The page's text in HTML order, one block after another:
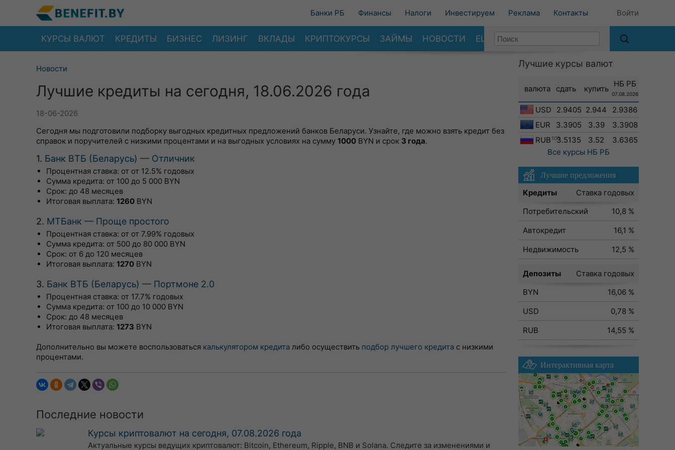
Банки РБ Финансы Налоги Инвестируем Реклама Контакты Войти
КУРСЫ ВАЛЮТ КРЕДИТЫ БИЗНЕС ЛИЗИНГ ВКЛАДЫ КРИПТОКУРСЫ ЗАЙМЫ НОВОСТИ ЕЩЕ
Новости
Лучшие кредиты на сегодня, 18.06.2026 года
18-06-2026
Сегодня мы подготовили подборку выгодных кредитных предложений банков Беларуси. Узнайте, где можно взять кредит без
справок и поручителей с низкими процентами и на выгодных условиях на сумму 1000 BYN и срок 3 года.
1. Банк ВТБ (Беларусь) — Отличник
Процентная ставка: от от 12.5% годовых
Сумма кредита: от 100 до 5 000 BYN
Срок: до 48 месяцев
Итоговая выплата: 1260 BYN
2. МТБанк — Проще простого
Процентная ставка: от от 7.99% годовых
Сумма кредита: от 500 до 80 000 BYN
Срок: от 6 до 120 месяцев
Итоговая выплата: 1270 BYN
3. Банк ВТБ (Беларусь) — Портмоне 2.0
Процентная ставка: от 17.7% годовых
Сумма кредита: от 100 до 10 000 BYN
Срок: до 48 месяцев
Итоговая выплата: 1273 BYN
Дополнительно вы можете воспользоваться калькулятором кредита либо осуществить подбор лучшего кредита с низкими
процентами.
Последние новости
Курсы криптовалют на сегодня, 07.08.2026 года
Актуальные курсы ведущих криптовалют: Bitcoin, Ethereum, Ripple, BNB и Solana. Следите за изменениями и
Лучшие курсы валют
валюта сдать купить
НБ РБ
07.08.2026
USD 2.9405 2.944
2.9386
EUR
3.3905 3.39
3.3908
RUB 1003.5135 3.52
3.6365
Все курсы НБ РБ
Лучшие предложения
Кредиты
Ставка годовых
Потребительский
10,8 %
Автокредит
16,1 %
Недвижимость
12,5 %
Депозиты
Ставка годовых
BYN
16,06 %
USD
0,78 %
RUB
14,55 %
Интерактивная карта